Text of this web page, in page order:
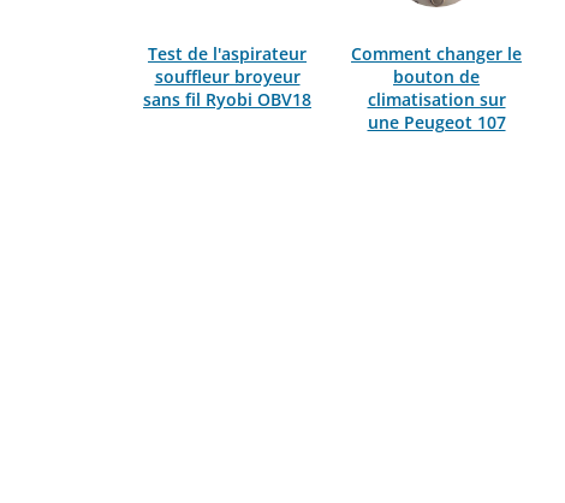
Test de l'aspirateur
souffleur broyeur
sans fil Ryobi OBV18
Comment changer le
bouton de
climatisation sur
une Peugeot 107